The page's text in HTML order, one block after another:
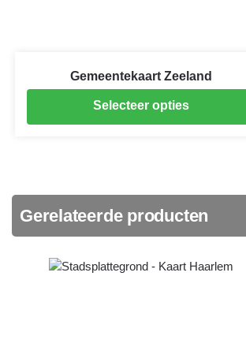
Gemeentekaart Zeeland
Selecteer opties
Gerelateerde producten